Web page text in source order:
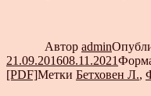
Автор admin
21.09.201608.11.2021
[PDF]Метки Бетховен Л.,